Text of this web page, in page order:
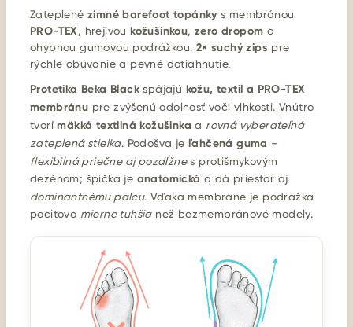
Zateplené zimné barefoot topánky s membránou
PRO-TEX, hrejivoukožušinkou,zero dropom a
ohybnou gumovou podrážkou. 2× suchý zips pre
rýchle obúvanie a pevné dotiahnutie.
Protetika Beka Black spájajú kožu, textil a PRO-TEX
membránu pre zvýšenú odolnosť voči vlhkosti. Vnútro
tvorímäkká textilná kožušinka a rovná vyberateľná
zateplená stielka. Podošva jeľahčená guma –
flexibilná priečne aj pozdĺžnes protišmykovým
dezénom; špička je anatomická a dá priestor aj
dominantnému palcu. Vďaka membráne je podrážka
pocitovo mierne tuhšianež bezmembránové modely.